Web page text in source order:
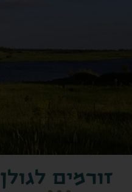
זורמים לגולן